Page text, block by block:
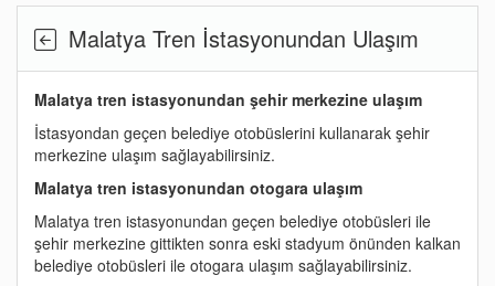
Malatya Tren İstasyonundan Ulaşım
Malatya tren istasyonundan şehir merkezine ulaşım
İstasyondan geçen belediye otobüslerini kullanarak şehir
merkezine ulaşım sağlayabilirsiniz.
Malatya tren istasyonundan otogara ulaşım
Malatya tren istasyonundan geçen belediye otobüsleri ile
şehir merkezine gittikten sonra eski stadyum önünden kalkan
belediye otobüsleri ile otogara ulaşım sağlayabilirsiniz.